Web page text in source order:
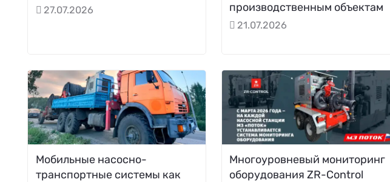
27.07.2026
производственным объектам
21.07.2026
Мобильные насосно-
транспортные системы как
Многоуровневый мониторинг
оборудования ZR-Control